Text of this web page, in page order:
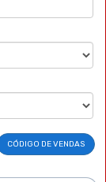
CÓDIGO DE VENDAS